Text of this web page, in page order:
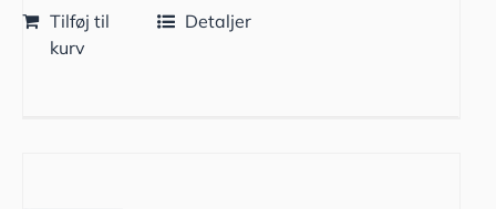
Tilføj til
kurv
Detaljer